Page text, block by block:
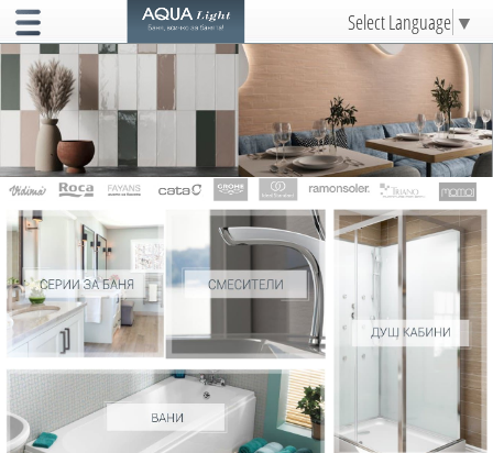
Select Language ▼